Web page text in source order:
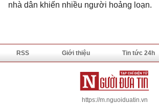
nhà dân khiến nhiều người hoảng loạn.
RSS Giới thiệu Tin tức 24h
https://m.nguoiduatin.vn